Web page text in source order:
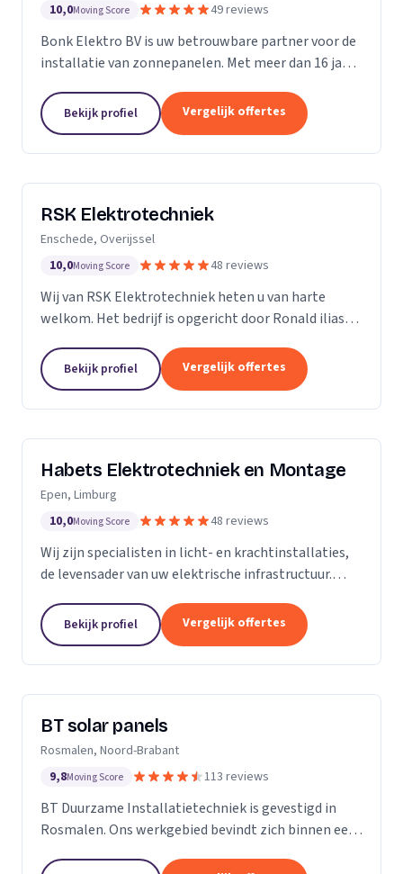
10,0Moving Score 49 reviews
Bonk Elektro BV is uw betrouwbare partner voor de
installatie van zonnepanelen. Met meer dan 16 jaar
vakmanschap, kennis van zaken en persoonlijk en...
Bekijk profiel Vergelijk offertes
RSK Elektrotechniek
Enschede, Overijssel
10,0Moving Score 48 reviews
Wij van RSK Elektrotechniek heten u van harte
welkom. Het bedrijf is opgericht door Ronald ilias
opgericht op 25 juli 2021. Als gecertificeerde
aannemers...
Bekijk profiel Vergelijk offertes
Habets Elektrotechniek en Montage
Epen, Limburg
10,0Moving Score 48 reviews
Wij zijn specialisten in licht- en krachtinstallaties,
de levensader van uw elektrische infrastructuur.
fabriek of woonhuis, waar we de basis leggen...
Bekijk profiel Vergelijk offertes
BT solar panels
Rosmalen, Noord-Brabant
9,8Moving Score 113 reviews
BT Duurzame Installatietechniek is gevestigd in
Rosmalen. Ons werkgebied bevindt zich binnen een